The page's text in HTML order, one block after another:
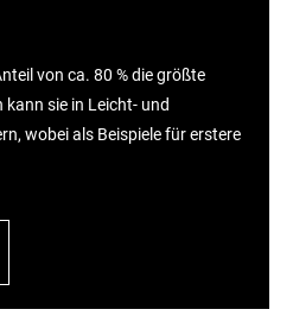
von ca. 80 % die größte
kann sie in Leicht- und
wobei als Beispiele für erstere